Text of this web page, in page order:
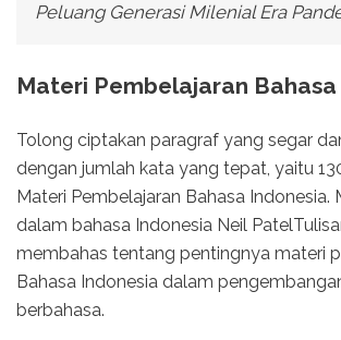
Peluang Generasi Milenial Era
Materi Pembelajaran
Tolong ciptakan paragraf yang segar
dengan jumlah kata yang tepat, yaitu
Materi Pembelajaran Bahasa Indonesia.
dalam bahasa Indonesia Neil
membahas tentang pentingnya materi
Bahasa Indonesia dalam
berbahasa.